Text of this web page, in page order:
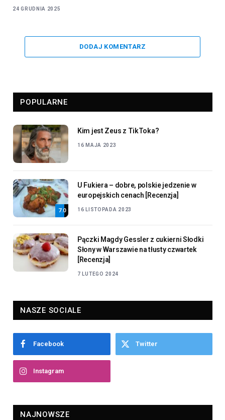
24 GRUDNIA 2025
DODAJ KOMENTARZ
POPULARNE
Kim jest Zeus z TikToka?
16 MAJA 2023
7.0
U Fukiera – dobre, polskie jedzenie w
europejskich cenach [Recenzja]
16 LISTOPADA 2023
Pączki Magdy Gessler z cukierni Słodki
Słony w Warszawie na tłusty czwartek
[Recenzja]
7 LUTEGO 2024
NASZE SOCIALE
Facebook Twitter
Instagram
NAJNOWSZE